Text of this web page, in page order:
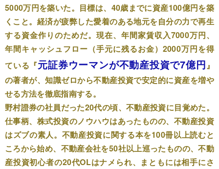
5000万円を築いた。目標は、40歳までに資産100億円を築
くこと。経済が疲弊した愛着のある地元を自分の力で再生
する資金作りのためだ。現在、年間家賃収入7000万円、
年間キャッシュフロー（手元に残るお金）2000万円を得
ている『元証券ウーマンが不動産投資で7億円』
の著者が、知識ゼロから不動産投資で安定的に資産を増や
せる方法を徹底指南する。
野村證券の社員だった20代の頃、不動産投資に目覚めた。
仕事柄、株式投資のノウハウはあったものの、不動産投資
はズブの素人。不動産投資に関する本を100冊以上読むと
ころから始め、不動産会社を50社以上巡ったものの、不動
産投資初心者の20代OLはナメられ、まともには相手にさ